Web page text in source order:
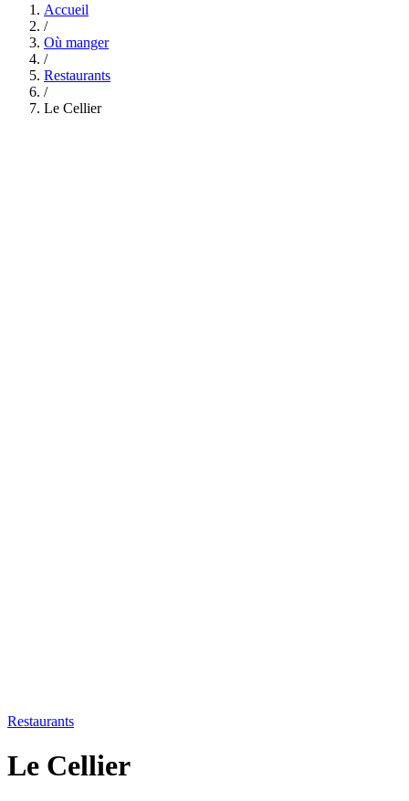
Accueil
/
Où manger
/
Restaurants
/
Le Cellier
Restaurants
Le Cellier